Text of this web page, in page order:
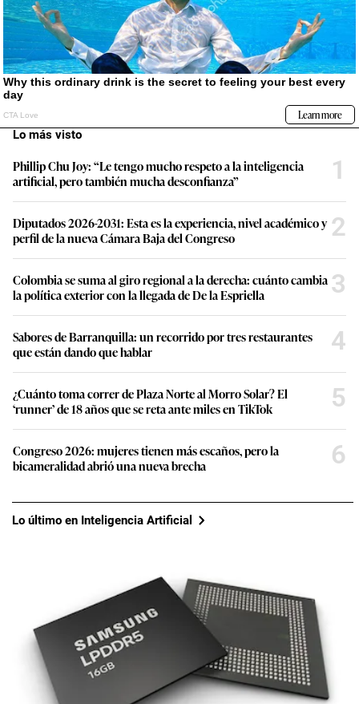
Lo más visto
Phillip Chu Joy: “Le tengo mucho respeto a la inteligencia
artificial, pero también mucha desconfianza”
1
Diputados 2026-2031: Esta es la experiencia, nivel académico y
perfil de la nueva Cámara Baja del Congreso
2
Colombia se suma al giro regional a la derecha: cuánto cambia
la política exterior con la llegada de De la Espriella
3
Sabores de Barranquilla: un recorrido por tres restaurantes
que están dando que hablar
4
¿Cuánto toma correr de Plaza Norte al Morro Solar? El
‘runner’ de 18 años que se reta ante miles en TikTok
5
Congreso 2026: mujeres tienen más escaños, pero la
bicameralidad abrió una nueva brecha
6
Lo último en Inteligencia Artificial